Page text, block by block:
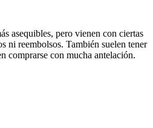
asequibles, pero vienen con ciertas
ni reembolsos. También suelen tener
comprarse con mucha antelación.